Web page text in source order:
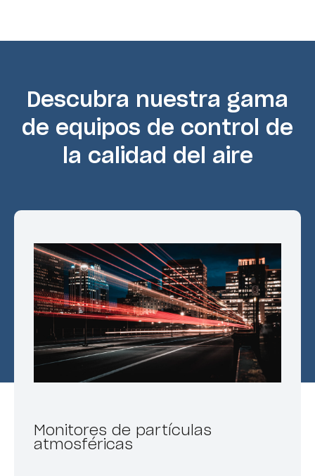
Descubra nuestra gama
de equipos de control de
la calidad del aire
Monitores de partículas
atmosféricas